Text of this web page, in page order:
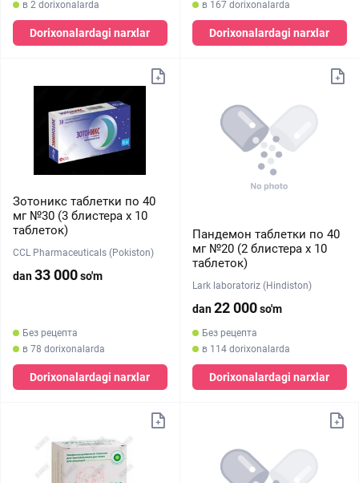
в 2 dorixonalarda
Dorixonalardagi narxlar
в 167 dorixonalarda
Dorixonalardagi narxlar
Зотоникс таблетки по 40
мг №30 (3 блистера x 10
таблеток)
CCL Pharmaceuticals (Pokiston)
dan33 000so'm
Без рецепта
в 78 dorixonalarda
Dorixonalardagi narxlar
Пандемон таблетки по 40
мг №20 (2 блистера х 10
таблеток)
Lark laboratoriz (Hindiston)
dan22 000so'm
Без рецепта
в 114 dorixonalarda
Dorixonalardagi narxlar